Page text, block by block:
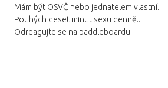
Mám být OSVČ nebo jednatelem vlastní...
Pouhých deset minut sexu denně...
Odreagujte se na paddleboardu